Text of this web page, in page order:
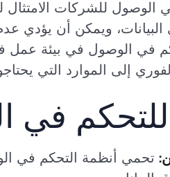
في الوصول للشركات
البيانات، ويمكن أن يؤدي
في الوصول في بيئة
إلى الموارد التي
تحمي أنظمة التحكم في